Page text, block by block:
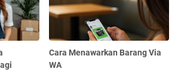
Cara Menawarkan Barang Via
WA